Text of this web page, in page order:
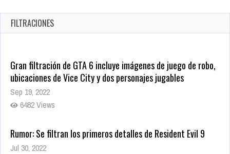
Oct 17, 2025
1435 Views
FILTRACIONES
Gran filtración de GTA 6 incluye imágenes de juego de robo,
ubicaciones de Vice City y dos personajes jugables
Sep 19, 2022
6482 Views
Rumor: Se filtran los primeros detalles de Resident Evil 9
Jul 30, 2022